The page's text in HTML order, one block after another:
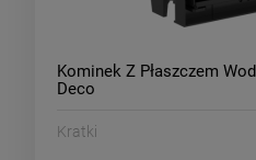
Kominek Z Płaszczem
Deco
Kratki